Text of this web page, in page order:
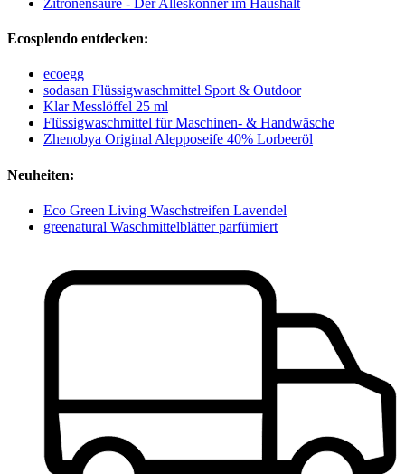
Ecosplendo entdecken:
ecoegg
sodasan Flüssigwaschmittel Sport & Outdoor
Klar Messlöffel 25 ml
Flüssigwaschmittel für Maschinen- & Handwäsche
Zhenobya Original Alepposeife 40% Lorbeeröl
Neuheiten:
Eco Green Living Waschstreifen Lavendel
greenatural Waschmittelblätter parfümiert